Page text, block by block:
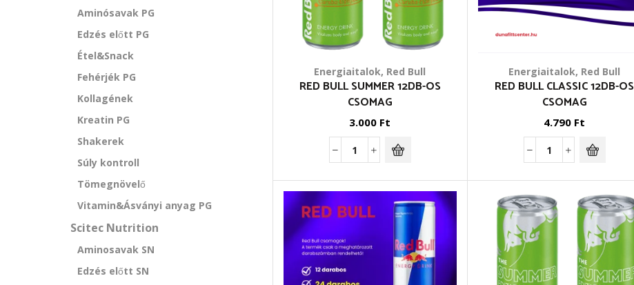
Energiaitalok, Red Bull
RED BULL SUMMER 12DB-OS
CSOMAG
3.000 Ft
Red
Summer
os
mennyiség
Energiaitalok, Red Bull
RED BULL CLASSIC 12DB-OS
CSOMAG
4.790 Ft
Red
Classic
12db-
os
csomag
mennyiség
Aminósavak PG
Edzés előtt PG
Étel&Snack
Fehérjék PG
Kollagének
Kreatin PG
Shakerek
Súly kontroll
Tömegnövelő
Vitamin&Ásványi anyag PG
Scitec Nutrition
Aminosavak SN
Edzés előtt SN